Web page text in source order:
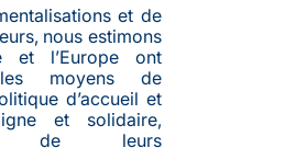
et de
nous estimons
et l’Europe ont
les moyens de
d’accueil et
et solidaire,
de leurs